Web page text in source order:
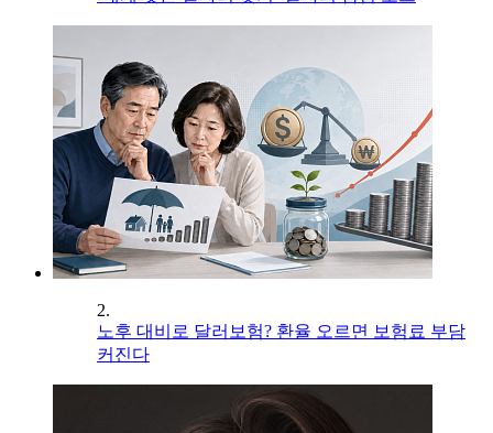
2.
노후 대비로 달러보험? 환율 오르면 보험료 부담
커진다